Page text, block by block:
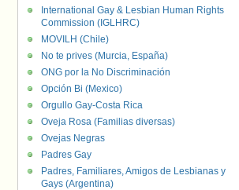
International Gay & Lesbian Human Rights
Commission (IGLHRC)
MOVILH (Chile)
No te prives (Murcia, España)
ONG por la No Discriminación
Opción Bi (Mexico)
Orgullo Gay-Costa Rica
Oveja Rosa (Familias diversas)
Ovejas Negras
Padres Gay
Padres, Familiares, Amigos de Lesbianas y
Gays (Argentina)